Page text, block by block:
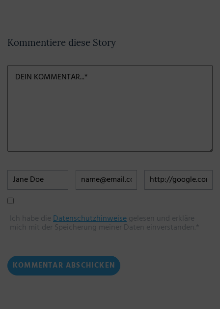
Kommentiere diese Story
Ich habe dieDatenschutzhinweisegelesen und erkläre
mich mit der Speicherung meiner Daten einverstanden.*